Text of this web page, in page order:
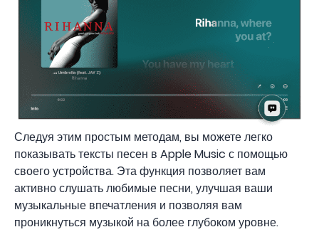
Следуя этим простым методам, вы можете легко
показывать тексты песен в Apple Music с помощью
своего устройства. Эта функция позволяет вам
активно слушать любимые песни, улучшая ваши
музыкальные впечатления и позволяя вам
проникнуться музыкой на более глубоком уровне.